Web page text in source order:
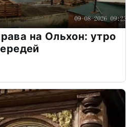
на Ольхон: утро